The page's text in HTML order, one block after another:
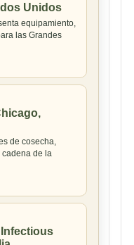
Unidos
equipamiento,
las Grandes
de cosecha,
de la